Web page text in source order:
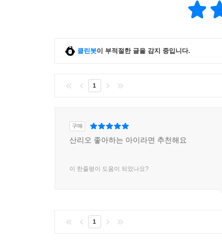
클린봇이 부적절한 글을 감지 중입니다.
1
구매
산리오 좋아하는 아이라면 추천해요
이 한줄평이 도움이 되었나요?
1